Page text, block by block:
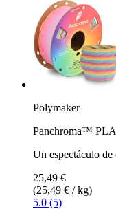
Polymaker
Panchroma™
Un espectáculo
25,49 €
(25,49 € / kg)
5.0 (5)